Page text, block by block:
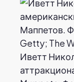
Иветт